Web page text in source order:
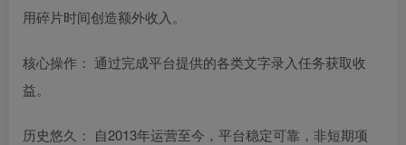
用碎片时间创造额外收入。
核心操作： 通过完成平台提供的各类文字录入任务获取收
益。
历史悠久： 自2013年运营至今，平台稳定可靠，非短期项